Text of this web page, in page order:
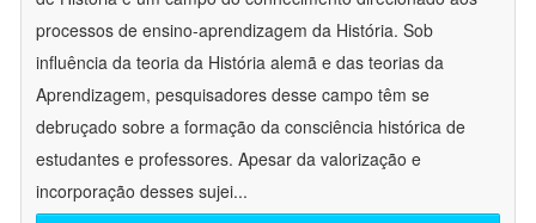
processos de ensino-aprendizagem da História. Sob
influência da teoria da História alemã e das teorias da
Aprendizagem, pesquisadores desse campo têm se
debruçado sobre a formação da consciência histórica de
estudantes e professores. Apesar da valorização e
incorporação desses sujei...